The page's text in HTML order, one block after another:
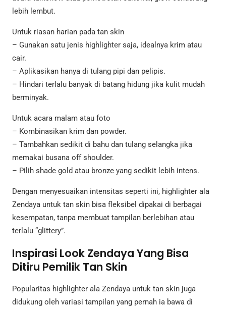
lebih lembut.
Untuk riasan harian pada tan skin
– Gunakan satu jenis highlighter saja, idealnya krim atau
cair.
– Aplikasikan hanya di tulang pipi dan pelipis.
– Hindari terlalu banyak di batang hidung jika kulit mudah
berminyak.
Untuk acara malam atau foto
– Kombinasikan krim dan powder.
– Tambahkan sedikit di bahu dan tulang selangka jika
memakai busana off shoulder.
– Pilih shade gold atau bronze yang sedikit lebih intens.
Dengan menyesuaikan intensitas seperti ini, highlighter ala
Zendaya untuk tan skin bisa fleksibel dipakai di berbagai
kesempatan, tanpa membuat tampilan berlebihan atau
terlalu “glittery”.
Inspirasi Look Zendaya Yang Bisa
Ditiru Pemilik Tan Skin
Popularitas highlighter ala Zendaya untuk tan skin juga
didukung oleh variasi tampilan yang pernah ia bawa di